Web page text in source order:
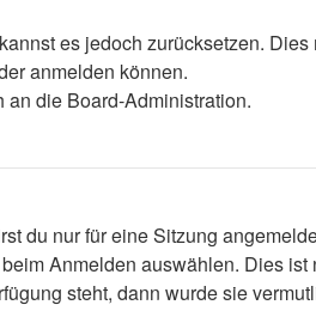
es jedoch zurücksetzen.
anmelden können.
die Board-Administration.
du nur für eine Sitzung
Anmelden auswählen. Dies
steht, dann wurde sie